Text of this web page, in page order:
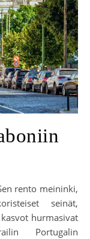
seinät,
hurmasivat
Portugalin